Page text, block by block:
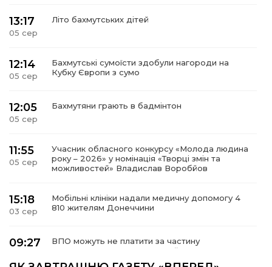
13:17
05 сер
Літо бахмутських дітей
12:14
05 сер
Бахмутські сумоїсти здобули нагороди на
Кубку Європи з сумо
12:05
05 сер
Бахмутяни грають в бадмінтон
11:55
05 сер
Учасник обласного конкурсу «Молода людина
року – 2026» у номінація «Творці змін та
можливостей» Владислав Воробйов
15:18
03 сер
Мобільні клініки надали медичну допомогу 4
810 жителям Донеччини
09:27
ВПО можуть не платити за частину
комунальних послуг: про що йдеться